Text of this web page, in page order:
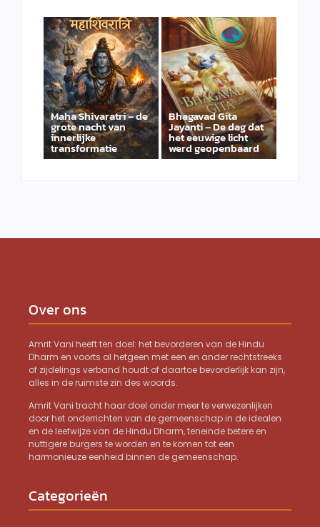
Maha Shivaratri – de
grote nacht van
innerlijke
transformatie
Bhagavad Gita
Jayanti – De dag dat
het eeuwige licht
werd geopenbaard
Over ons
Amrit Vani heeft ten doel: het bevorderen van de Hindu
Dharm en voorts al hetgeen met een en ander rechtstreeks
of zijdelings verband houdt of daartoe bevorderlijk kan zijn,
alles in de ruimste zin des woords.
Amrit Vani tracht haar doel onder meer te verwezenlijken
door het onderrichten van de gemeenschap in de idealen
en de leefwijze van de Hindu Dharm, teneinde betere en
nuttigere burgers te worden en te komen tot een
harmonieuze eenheid binnen de gemeenschap.
Categorieën